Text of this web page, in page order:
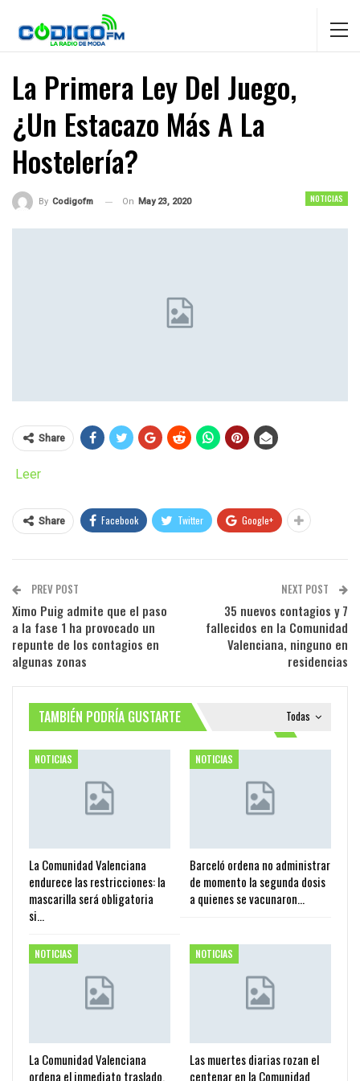
La Primera Ley Del Juego,
¿un Estacazo Más A La
Hostelería?
NOTICIAS
By Codigofm On May 23, 2020
Share
Leer
Share Facebook Twitter Google+
PREV POST
Ximo Puig admite que el paso
a la fase 1 ha provocado un
repunte de los contagios en
algunas zonas
NEXT POST
35 nuevos contagios y 7
fallecidos en la Comunidad
Valenciana, ninguno en
residencias
Todas
TAMBIÉN PODRÍA GUSTARTE
NOTICIAS
La Comunidad Valenciana
endurece las restricciones: la
mascarilla será obligatoria
si…
NOTICIAS
Barceló ordena no administrar
de momento la segunda dosis
a quienes se vacunaron…
NOTICIAS
La Comunidad Valenciana
ordena el inmediato traslado,
NOTICIAS
Las muertes diarias rozan el
centenar en la Comunidad